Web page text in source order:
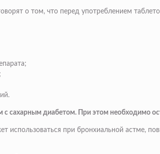
о том, что перед употреблением
с сахарным диабетом. При этом необходимо
использоваться при бронхиальной астме,